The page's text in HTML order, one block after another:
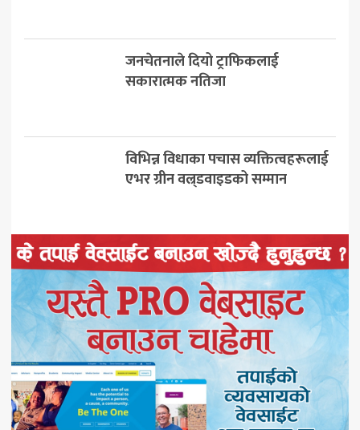
जनचेतनाले दियो ट्राफिकलाई
सकारात्मक नतिजा
विभिन्न विधाका पचास व्यक्तित्वहरूलाई
एभर ग्रीन वल्र्डवाइडको सम्मान